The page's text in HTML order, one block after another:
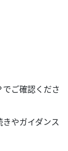
ご確認くださ
やガイダンス